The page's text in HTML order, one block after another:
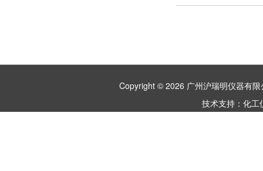
Copyright © 2026 广州沪瑞明仪器有
技术支持： 化工